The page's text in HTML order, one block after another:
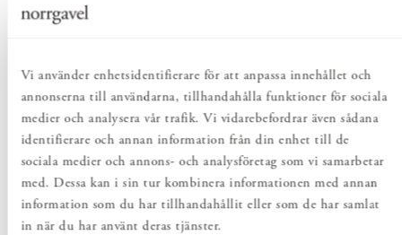
Vi använder enhetsidentifierare för att anpassa innehållet och
annonserna till användarna, tillhandahålla funktioner för sociala
medier och analysera vår trafik. Vi vidarebefordrar även sådana
identifierare och annan information från din enhet till de
sociala medier och annons- och analysföretag som vi samarbetar
med. Dessa kan i sin tur kombinera informationen med annan
information som du har tillhandahållit eller som de har samlat
in när du har använt deras tjänster.
formen låter material, proportioner och komfort stå i centrum